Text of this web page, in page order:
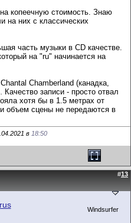
копеечную стоимость. Знаю
на них с классических
часть музыки в CD качестве.
на "ru" начинается на
Chamberland (канадка,
записи - просто отвал
хотя бы в 1.5 метрах от
объем сцены не передаются в
в 18:50
#13
Windsurfer